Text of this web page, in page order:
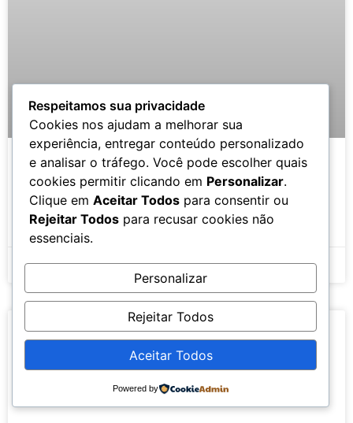
Gratidão e Bem-Estar Físico
LEIA MAIS »
7 de novembro de 2023 Nenhum comentário
Respeitamos sua privacidade
Cookies nos ajudam a melhorar sua
experiência, entregar conteúdo personalizado
e analisar o tráfego. Você pode escolher quais
cookies permitir clicando em Personalizar.
Clique em Aceitar Todos para consentir ou
Rejeitar Todos para recusar cookies não
essenciais.
Personalizar
Rejeitar Todos
Aceitar Todos
Powered by